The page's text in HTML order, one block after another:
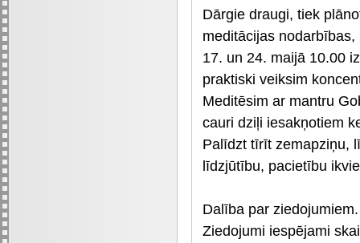
Dārgie draugi, tiek
meditācijas
17. un 24. maijā 10.00
praktiski veiksim
Meditēsim ar mantru
cauri dziļi iesakņotiem
Palīdzt tīrīt zemapziņu,
līdzjūtību, pacietību
Dalība par ziedojumiem.
Ziedojumi iespējami